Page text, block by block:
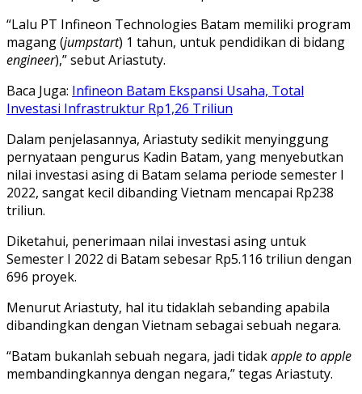
“Lalu PT Infineon Technologies Batam memiliki program
magang (jumpstart) 1 tahun, untuk pendidikan di bidang
engineer),” sebut Ariastuty.
Baca Juga: Infineon Batam Ekspansi Usaha, Total
Investasi Infrastruktur Rp1,26 Triliun
Dalam penjelasannya, Ariastuty sedikit menyinggung
pernyataan pengurus Kadin Batam, yang menyebutkan
nilai investasi asing di Batam selama periode semester I
2022, sangat kecil dibanding Vietnam mencapai Rp238
triliun.
Diketahui, penerimaan nilai investasi asing untuk
Semester I 2022 di Batam sebesar Rp5.116 triliun dengan
696 proyek.
Menurut Ariastuty, hal itu tidaklah sebanding apabila
dibandingkan dengan Vietnam sebagai sebuah negara.
“Batam bukanlah sebuah negara, jadi tidakapple to apple
membandingkannya dengan negara,” tegas Ariastuty.